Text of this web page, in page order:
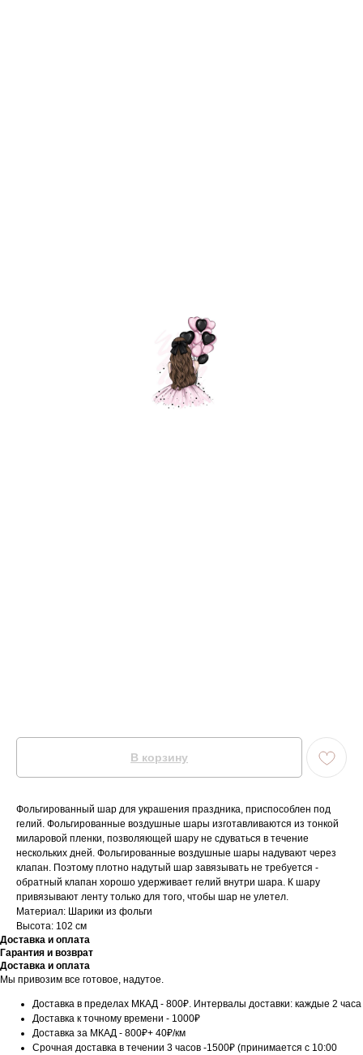
В корзину
Фольгированный шар для украшения праздника, приспособлен под
гелий. Фольгированные воздушные шары изготавливаются из тонкой
миларовой пленки, позволяющей шару не сдуваться в течение
нескольких дней. Фольгированные воздушные шары надувают через
клапан. Поэтому плотно надутый шар завязывать не требуется -
обратный клапан хорошо удерживает гелий внутри шара. К шару
привязывают ленту только для того, чтобы шар не улетел.
Материал: Шарики из фольги
Высота: 102 см
Доставка и оплата
Гарантия и возврат
Доставка и оплата
Мы привозим все готовое, надутое.
Доставка в пределах МКАД - 800₽. Интервалы доставки: каждые 2 часа
Доставка к точному времени - 1000₽
Доставка за МКАД - 800₽+ 40₽/км
Срочная доставка в течении 3 часов -1500₽ (принимается с 10:00